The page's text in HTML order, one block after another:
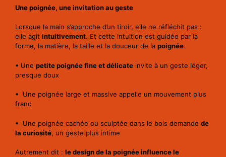
Une poignée, une invitation au geste
Lorsque la main s’approche d’un tiroir, elle ne réfléchit pas :
elle agit intuitivement. Et cette intuition est guidée par la
forme, la matière, la taille et la douceur de la poignée.
• Une petite poignée fine et délicate invite à un geste léger,
presque doux
• Une poignée large et massive appelle un mouvement plus
franc
• Une poignée cachée ou sculptée dans le bois demande de
la curiosité, un geste plus intime
Autrement dit : le design de la poignée influence le